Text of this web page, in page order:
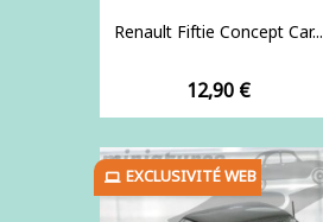
Renault Fiftie Concept Car...
Prix
12,90 €
EXCLUSIVITÉ WEB